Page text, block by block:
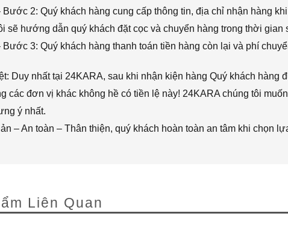
Bước 2: Quý khách hàng cung cấp thông tin, địa chỉ nhận hàng
sẽ hướng dẫn quý khách đặt cọc và chuyển hàng trong thời gian
Bước 3: Quý khách hàng thanh toán tiền hàng còn lại và phí
Duy nhất tại 24KARA, sau khi nhận kiện hàng Quý khách hàng
các đơn vị khác không hề có tiền lệ này! 24KARA chúng tôi
ý nhất.
– An toàn – Thân thiện, quý khách hoàn toàn an tâm khi chọn
Liên Quan